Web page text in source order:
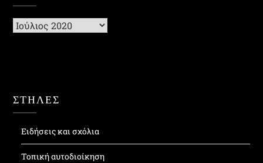
Ιστορικό
ΣΤΗΛΕΣ
Ειδήσεις και σχόλια
Τοπική αυτοδιοίκηση